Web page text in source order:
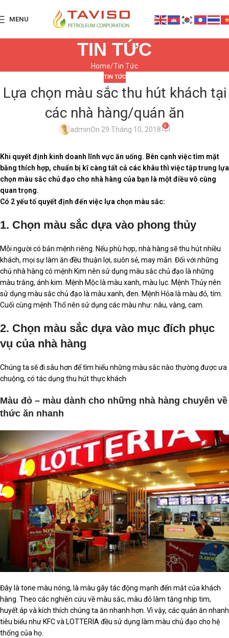
MENU
TIN TỨC
Home Tin Tức
TIN TỨC
Lựa chọn màu sắc thu hút khách tại
các nhà hàng/quán ăn
adminOn 29 Tháng 10, 2018 0
Khi quyết định kinh doanh lĩnh vực ăn uống. Bên cạnh việc tìm mặt
bằng thích hợp, chuẩn bị kĩ càng tất cả các khâu thì việc tập trung lựa
chọn màu sắc chủ đạo cho nhà hàng của bạn là một điều vô cùng
quan trọng.
Có 2 yếu tố quyết định đến việc lựa chọn màu sắc:
1. Chọn màu sắc dựa vào phong thủy
Mỗi người có bản mệnh riêng. Nếu phù hợp, nhà hàng sẽ thu hút nhiều
khách, mọi sự làm ăn đều thuận lợi, suôn sẻ, may mắn. Đối với những
chủ nhà hàng có mệnh Kim nên sử dụng màu sắc chủ đạo là những
màu trắng, ánh kim. Mệnh Mộc là màu xanh, màu lục. Mệnh Thủy nên
sử dụng màu sắc chủ đạo là màu xanh, đen. Mệnh Hỏa là màu đỏ, tím.
Cuối cùng mệnh Thổ nên sử dụng các màu như: nâu, vàng, cam.
2. Chọn màu sắc dựa vào mục đích phục
vụ của nhà hàng
Chúng ta sẽ đi sâu hơn để tìm hiểu những màu sắc nào thường được ưa
chuộng, có tác dụng thu hút thực khách
Màu đỏ – màu dành cho những nhà hàng chuyên về
thức ăn nhanh
Đây là tone màu nóng, là màu gây tác động mạnh đến mắt của khách
hàng. Theo các nghiên cứu về màu sắc, màu đỏ làm tăng nhịp tim,
huyết áp và kích thích chúng ta ăn nhanh hơn. Vì vậy, các quán ăn nhanh
tiêu biểu như KFC và LOTTERIA đều sử dụng làm màu chủ đạo cho hệ
thống của họ.